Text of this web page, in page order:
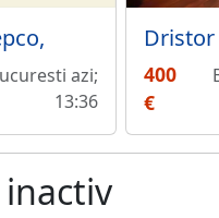
azi;
13:36
400
€